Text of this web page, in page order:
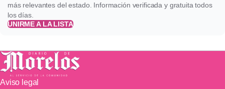
más relevantes del estado. Información verificada y gratuita todos
los días.
UNIRME A LA LISTA
Aviso legal